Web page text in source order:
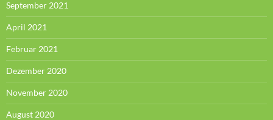
September 2021
April 2021
Februar 2021
Dezember 2020
November 2020
August 2020